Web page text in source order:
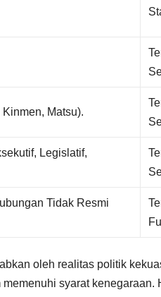
Matsu).
Legislatif,
Tidak Resmi
oleh realitas politik
syarat kenegaraan.